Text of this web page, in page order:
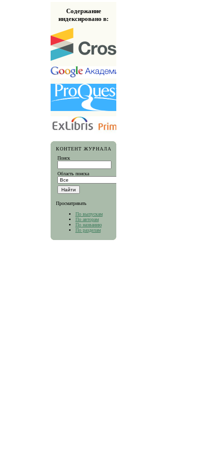
Содержание
индексировано в:
КОНТЕНТ ЖУРНАЛА
Поиск
Область поиска
Просматривать
По выпускам
По авторам
По названию
По разделам